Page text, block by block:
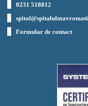
0231 518812
Formular de contact